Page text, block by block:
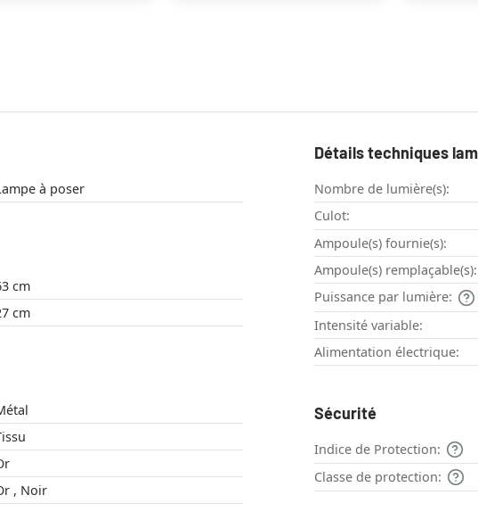
à poser
63 cm
27 cm
Or , Noir
Détails techniques
Nombre de lumière(s):
Culot:
Ampoule(s) fournie(s):
Ampoule(s) remplaçable(s):
Puissance par lumière:
Intensité variable:
Alimentation électrique:
Sécurité
Indice de Protection:
Classe de protection: